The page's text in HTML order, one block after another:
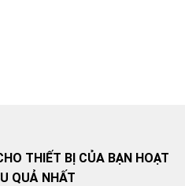
THIẾT BỊ CỦA BẠN HOẠT
QUẢ NHẤT